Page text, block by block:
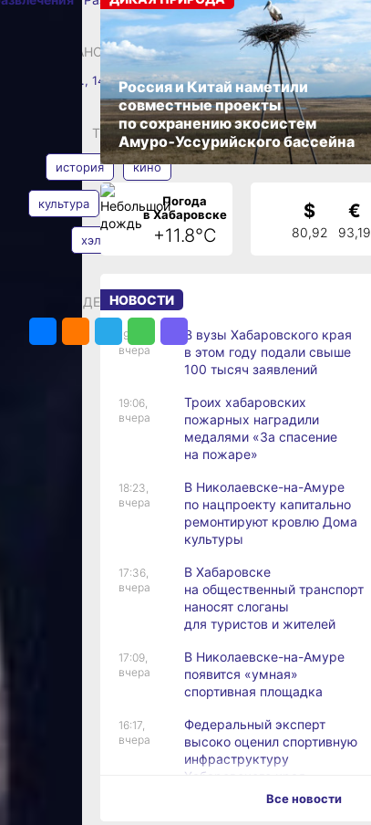
ОПУБЛИКОВАНО
2025 г., 14:00
ТЕГИ
история кино
культура хабаровск
хэллоуин
ПОДЕЛИТЬСЯ
Россия и Китай наметили
совместные проекты
по сохранению экосистем
Амуро‑Уссурийского бассейна
Погода
в Хабаровске
+11.8°C
$
80,92
€
93,19
НОВОСТИ
19:34,
вчера
В вузы Хабаровского края
в этом году подали свыше
100 тысяч заявлений
19:06,
вчера
Троих хабаровских
пожарных наградили
медалями «За спасение
на пожаре»
18:23,
вчера
В Николаевске-на-Амуре
по нацпроекту капитально
ремонтируют кровлю Дома
культуры
17:36,
вчера
В Хабаровске
на общественный транспорт
наносят слоганы
для туристов и жителей
17:09,
вчера
В Николаевске-на-Амуре
появится «умная»
спортивная площадка
16:17,
вчера
Федеральный эксперт
высоко оценил спортивную
инфраструктуру
Хабаровского края
Все новости